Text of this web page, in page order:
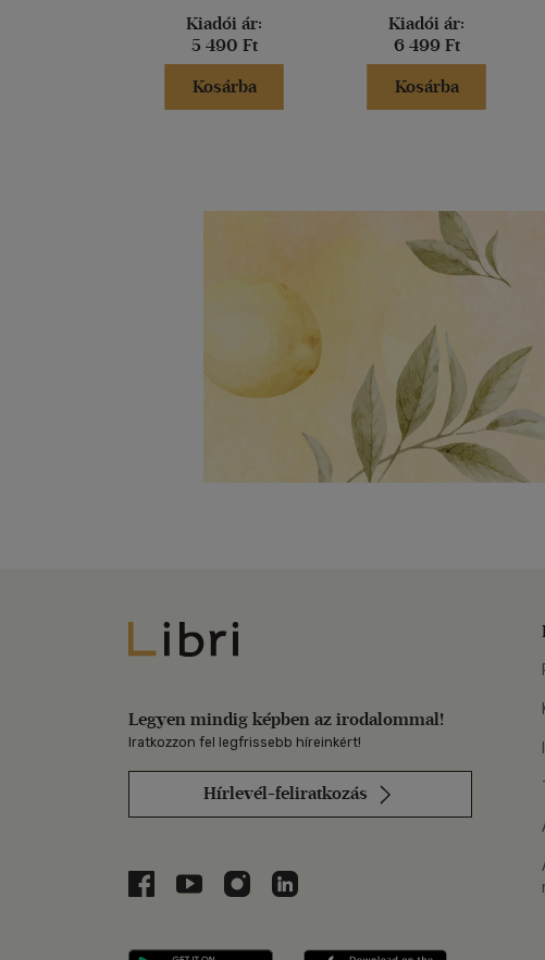
Kiadói ár:
5 490 Ft
Kosárba
Kiadói ár:
6 499 Ft
Kosárba
Libri
Legyen mindig képben az irodalommal!
Iratkozzon fel legfrissebb híreinkért!
Hírlevél-feliratkozás
Libri a Facebookon
Libri a Youtube-on
Libri az Instagramon
Libri a LinkedInen